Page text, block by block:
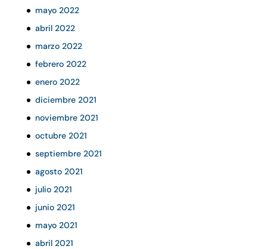
mayo 2022
abril 2022
marzo 2022
febrero 2022
enero 2022
diciembre 2021
noviembre 2021
octubre 2021
septiembre 2021
agosto 2021
julio 2021
junio 2021
mayo 2021
abril 2021